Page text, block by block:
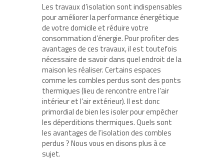
Les travaux d’isolation sont indispensables
pour améliorer la performance énergétique
de votre domicile et réduire votre
consommation d’énergie. Pour profiter des
avantages de ces travaux, il est toutefois
nécessaire de savoir dans quel endroit de la
maison les réaliser. Certains espaces
comme les combles perdus sont des ponts
thermiques (lieu de rencontre entre l’air
intérieur et l’air extérieur). Il est donc
primordial de bien les isoler pour empêcher
les déperditions thermiques. Quels sont
les avantages de l’isolation des combles
perdus ? Nous vous en disons plus à ce
sujet.